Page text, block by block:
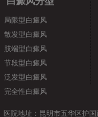
局限型白癜风
散发型白癜风
肢端型白癜风
节段型白癜风
泛发型白癜风
完全性白癜风
医院地址：昆明市五华区护国